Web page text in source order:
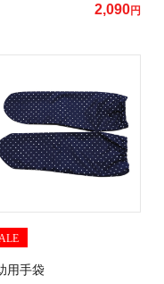
2,090円
用手袋